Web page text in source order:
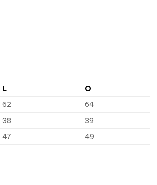
L
O
62
64
38
39
47 49